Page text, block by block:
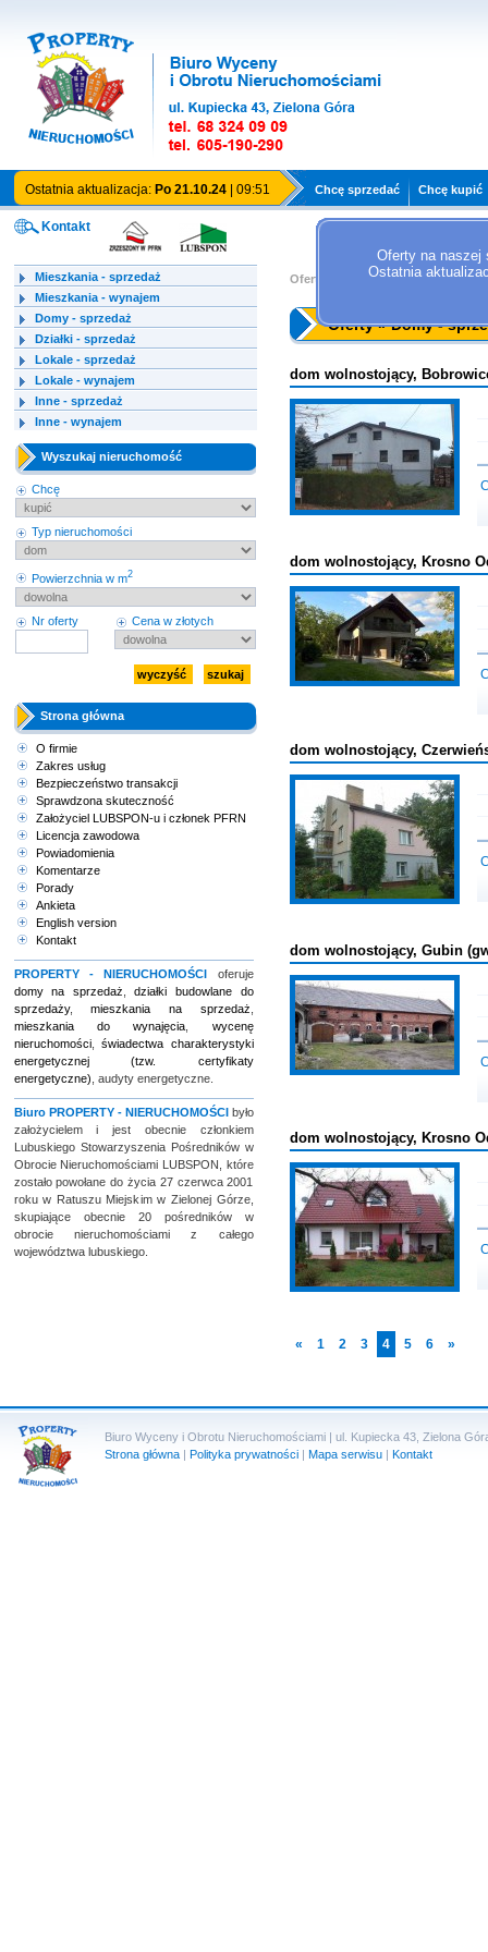
Oferty na naszej
Ostatnia
Kontakt
Mieszkania - sprzedaż
Mieszkania - wynajem
Domy - sprzedaż
Działki - sprzedaż
Lokale - sprzedaż
Lokale - wynajem
Inne - sprzedaż
Inne - wynajem
Wyszukaj nieruchomość
Chcę
Typ nieruchomości
Powierzchnia w m2
Nr oferty Cena w złotych
Strona główna
O firmie
Zakres usług
Bezpieczeństwo transakcji
Sprawdzona skuteczność
Założyciel LUBSPON-u i członek PFRN
Licencja zawodowa
Powiadomienia
Komentarze
Porady
Ankieta
English version
Kontakt
PROPERTY - NIERUCHOMOŚCI oferuje
domy na sprzedaż ,działki budowlane do
sprzedaży,mieszkania na sprzedaż
mieszkania do wynajęcia
wycenę
nieruchomości, świadectwa charakterystyki
energetycznej (tzw. certyfikaty
energetyczne) , audyty energetyczne.
Biuro PROPERTY - NIERUCHOMOŚCIbyło
założycielem i jest obecnie członkiem
Lubuskiego Stowarzyszenia Pośredników w
Obrocie Nieruchomościami LUBSPON, które
zostało powołane do życia 27 czerwca 2001
roku w Ratuszu Miejskim w Zielonej Górze,
skupiające obecnie 20 pośredników w
obrocie nieruchomościami z całego
województwa lubuskiego.
Oferty » Domy - sprzedaż
Oferty » Domy -
dom wolnostojący,
dom wolnostojący, Krosno
dom wolnostojący,
dom wolnostojący, Gubin
dom wolnostojący, Krosno
« 1 2 3 4 5 6 »
Ostatnia aktualizacja: Po 21.10.24| 09:51 Chcę sprzedać Chcę kupić
Biuro Wyceny i Obrotu Nieruchomościami | ul. Kupiecka 43, Zielona
Strona główna| Polityka prywatności| Mapa serwisu| Kontakt